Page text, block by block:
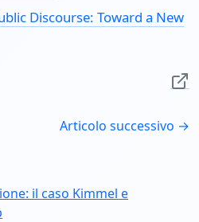
Discourse: Toward a New
Articolo successivo →
il caso Kimmel e